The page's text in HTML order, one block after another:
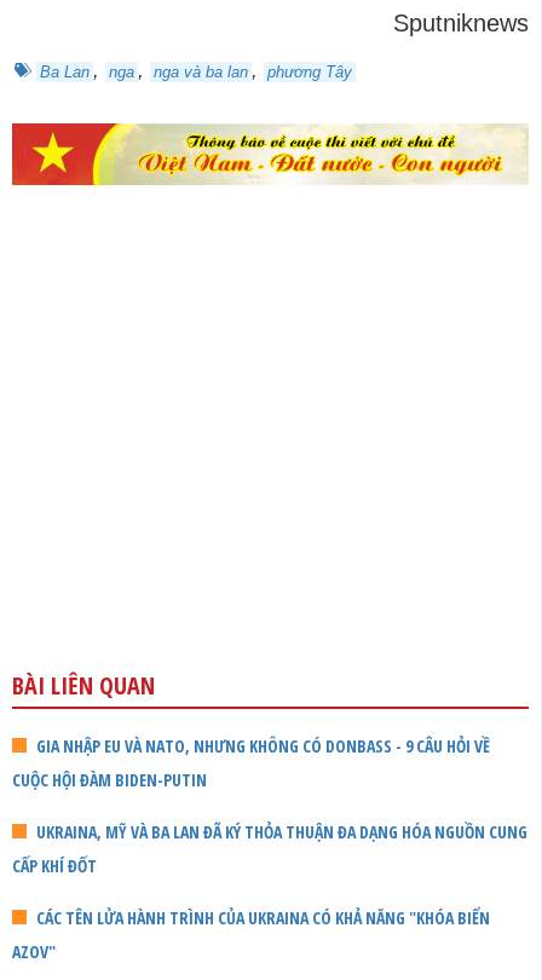
Sputniknews
Ba Lan , nga , nga và ba lan , phương Tây
BÀI LIÊN QUAN
GIA NHẬP EU VÀ NATO, NHƯNG KHÔNG CÓ DONBASS - 9 CÂU HỎI VỀ
CUỘC HỘI ĐÀM BIDEN-PUTIN
UKRAINA, MỸ VÀ BA LAN ĐÃ KÝ THỎA THUẬN ĐA DẠNG HÓA NGUỒN CUNG
CẤP KHÍ ĐỐT
CÁC TÊN LỬA HÀNH TRÌNH CỦA UKRAINA CÓ KHẢ NĂNG "KHÓA BIỂN
AZOV"